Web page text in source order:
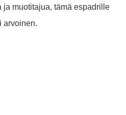
ja muotitajua, tämä espadrille
arvoinen.